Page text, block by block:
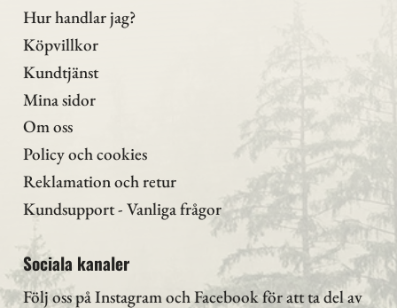
Hur handlar jag?
Köpvillkor
Kundtjänst
Mina sidor
Om oss
Policy och cookies
Reklamation och retur
Kundsupport - Vanliga frågor
Sociala kanaler
Följ oss på Instagramoch Facebook för att ta del av